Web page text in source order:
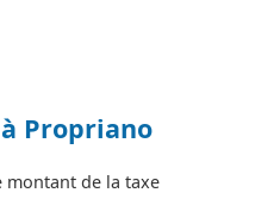
Propriano
montant de la taxe